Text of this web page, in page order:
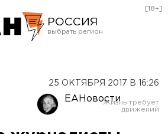
РОССИЯ
Оренбург
[18+]
25 ОКТЯБРЯ 2017 В 16:26
ЕАНовости